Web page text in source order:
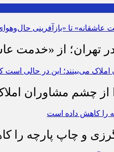
تهران؛ از «خدمت
از چشم مشاوران
و چاپ پارچه را